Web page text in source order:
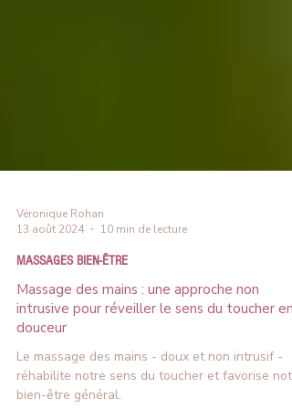
13 août 2024
10 min de lecture
MASSAGES BIEN-ÊTRE
Massage des mains : une approche non
intrusive pour réveiller le sens du toucher en
douceur